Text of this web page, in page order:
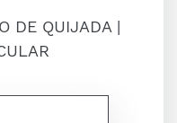
DE QUIJADA |